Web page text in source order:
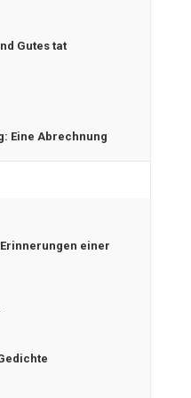
Gutes tat
Eine Abrechnung
einer